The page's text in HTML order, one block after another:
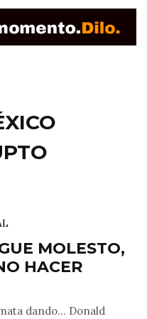
MOLESTO,
HACER
dando… Donald